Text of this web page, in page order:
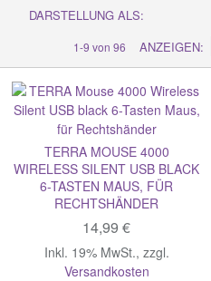
DARSTELLUNG ALS
1-9 von 96 ANZEIGEN
TERRA MOUSE 4000
WIRELESS SILENT USB BLACK
6-TASTEN MAUS, FÜR
RECHTSHÄNDER
14,99 €
Inkl. 19% MwSt., zzgl.
Versandkosten